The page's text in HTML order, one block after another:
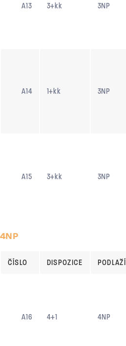
A13 3+kk 3NP
A14 1+kk 3NP
A15 3+kk 3NP
4NP
ČÍSLO DISPOZICE PODLAŽÍ
A16 4+1 4NP